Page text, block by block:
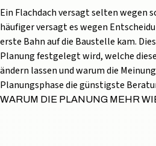
Ein Flachdach versagt selten wegen
häufiger versagt es wegen
erste Bahn auf die Baustelle kam.
Planung festgelegt wird, welche
ändern lassen und warum die
Planungsphase die günstigste
WARUM DIE PLANUNG MEHR